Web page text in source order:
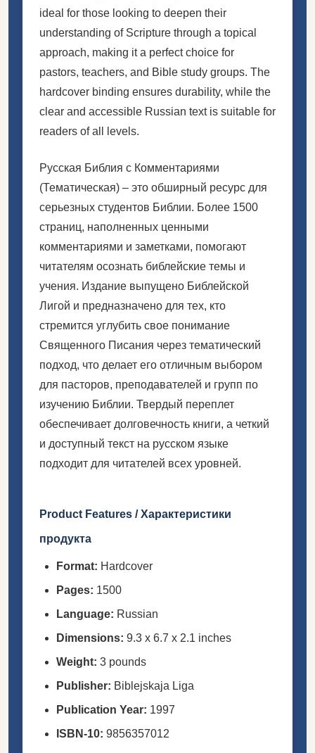
ideal for those looking to deepen their
understanding of Scripture through a topical
approach, making it a perfect choice for
pastors, teachers, and Bible study groups. The
hardcover binding ensures durability, while the
clear and accessible Russian text is suitable for
readers of all levels.
Русская Библия с Комментариями
(Тематическая) – это обширный ресурс для
серьезных студентов Библии. Более 1500
страниц, наполненных ценными
комментариями и заметками, помогают
читателям осознать библейские темы и
учения. Издание выпущено Библейской
Лигой и предназначено для тех, кто
стремится углубить свое понимание
Священного Писания через тематический
подход, что делает его отличным выбором
для пасторов, преподавателей и групп по
изучению Библии. Твердый переплет
обеспечивает долговечность книги, а четкий
и доступный текст на русском языке
подходит для читателей всех уровней.
Product Features / Характеристики
продукта
Format: Hardcover
Pages: 1500
Language: Russian
Dimensions: 9.3 x 6.7 x 2.1 inches
Weight: 3 pounds
Publisher: Biblejskaja Liga
Publication Year: 1997
ISBN-10: 9856357012